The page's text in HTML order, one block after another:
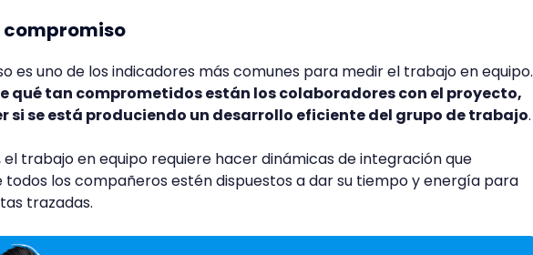
compromiso
es uno de los indicadores más comunes para medir el trabajo en equipo.
qué tan comprometidos están los colaboradores con el proyecto,
si se está produciendo un desarrollo eficiente del grupo de trabajo.
el trabajo en equipo requiere hacer dinámicas de integración que
todos los compañeros estén dispuestos a dar su tiempo y energía para
trazadas.